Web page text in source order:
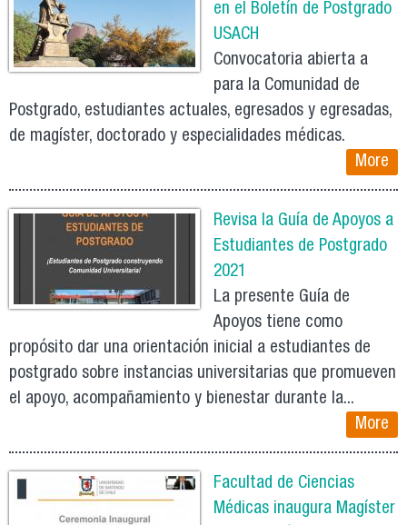
en el Boletín de Postgrado
USACH
Convocatoria abierta a
para la Comunidad de
Postgrado, estudiantes actuales, egresados y egresadas,
de magíster, doctorado y especialidades médicas.
More
Revisa la Guía de Apoyos a
Estudiantes de Postgrado
2021
La presente Guía de
Apoyos tiene como
propósito dar una orientación inicial a estudiantes de
postgrado sobre instancias universitarias que promueven
el apoyo, acompañamiento y bienestar durante la...
More
Facultad de Ciencias
Médicas inaugura Magíster